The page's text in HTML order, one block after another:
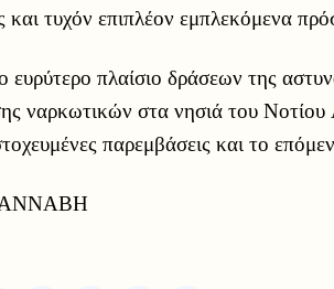
τυχόν επιπλέον εμπλεκόμενα
ευρύτερο πλαίσιο δράσεων της
ναρκωτικών στα νησιά του Νοτίου
παρεμβάσεις και το